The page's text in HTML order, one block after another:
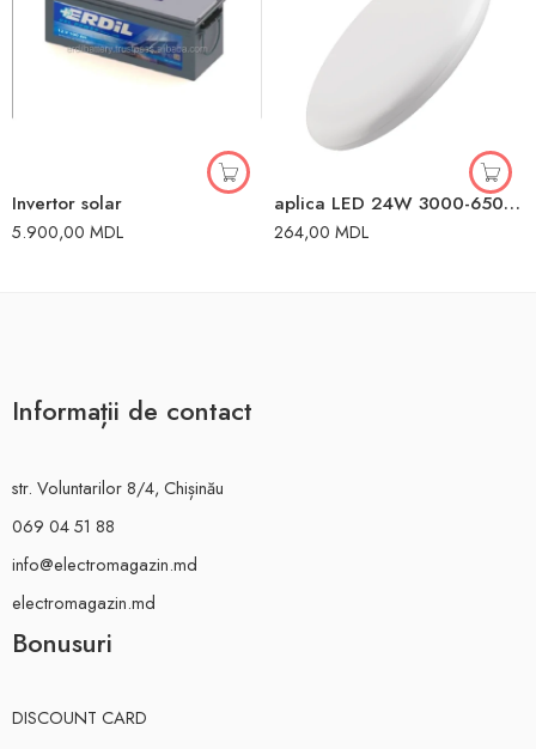
Invertor solar
5.900,00 MDL
aplica LED 24W 3000-6500K 3N1 IP20 3N1
264,00 MDL
Informații de contact
str. Voluntarilor 8/4, Chișinău
069 04 51 88
info@electromagazin.md
electromagazin.md
Bonusuri
DISCOUNT CARD